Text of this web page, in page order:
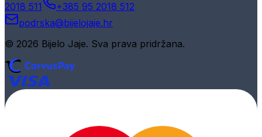
2018 511
+385 95 2018 512
podrska@bijelojaje.hr
© 2026 Bijelo Jaje. Sva prava pridržana.